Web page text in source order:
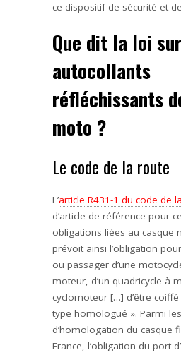
ce dispositif de sécurité et
Que dit la loi
autocollants
réfléchissants
moto ?
Le code de la route
L’article R431-1 du code de
d’article de référence pour
obligations liées au casque
prévoit ainsi l’obligation
ou passager d’une
moteur, d’un quadricycle à
cyclomoteur […] d’être coiffé
type homologué ». Parmi
d’homologation du casque
France, l’obligation du port